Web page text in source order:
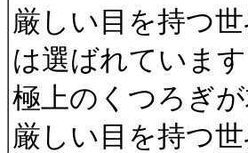
厳しい目を持つ
は選ばれています
極上のくつろぎ
厳しい目を持つ